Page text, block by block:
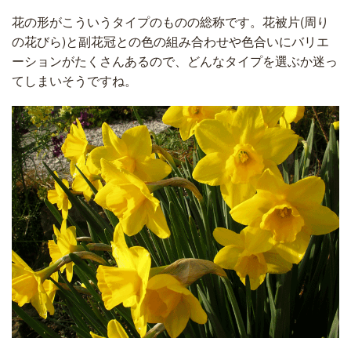
花の形がこういうタイプのものの総称です。花被片(周り
の花びら)と副花冠との色の組み合わせや色合いにバリエ
ーションがたくさんあるので、どんなタイプを選ぶか迷っ
てしまいそうですね。